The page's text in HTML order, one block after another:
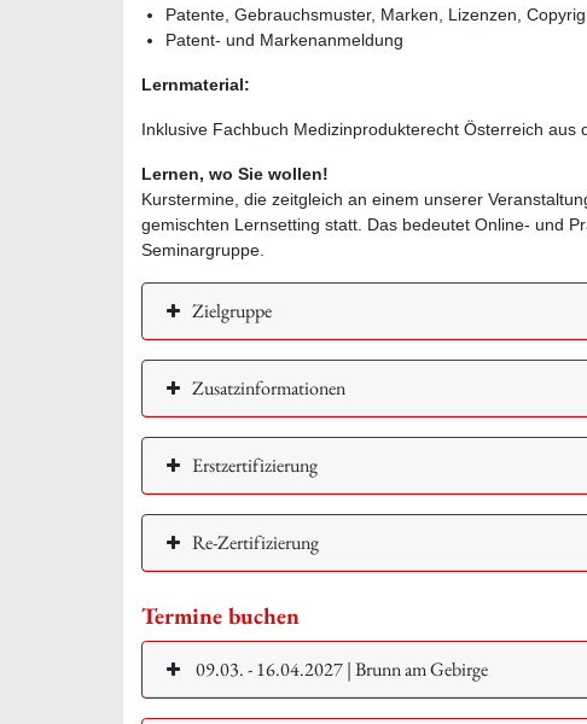
Patente, Gebrauchsmuster, Marken, Lizenzen,
Patent- und Markenanmeldung
Lernmaterial:
Inklusive Fachbuch Medizinprodukterecht Österreich aus
Lernen, wo Sie wollen!
Kurstermine, die zeitgleich an einem unserer
gemischten Lernsetting statt. Das bedeutet Online- und
Seminargruppe.
Zielgruppe
Zusatzinformationen
Erstzertifizierung
Re-Zertifizierung
Termine buchen
09.03. - 16.04.2027 | Brunn am Gebirge